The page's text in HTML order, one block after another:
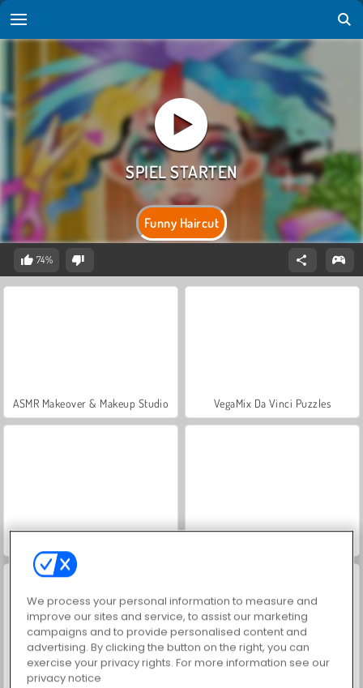
Funny Haircut
74%
ASMR Makeover & Makeup Studio VegaMix Da Vinci Puzzles
World War 2 Shooter
We process your personal information to measure and
improve our sites and service, to assist our marketing
campaigns and to provide personalised content and
advertising. By clicking the button on the right, you can
exercise your privacy rights. For more information see our
privacy notice